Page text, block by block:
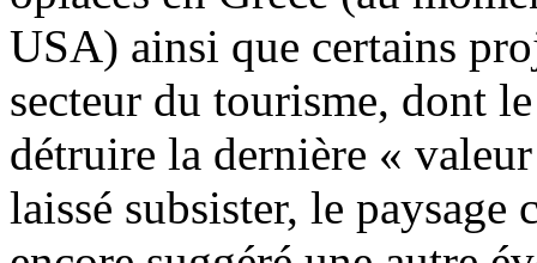
USA) ainsi que certains
secteur du tourisme, dont
détruire la dernière «
laissé subsister, le